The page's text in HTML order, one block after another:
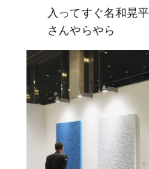
入ってすぐ名和晃
さんやらやら